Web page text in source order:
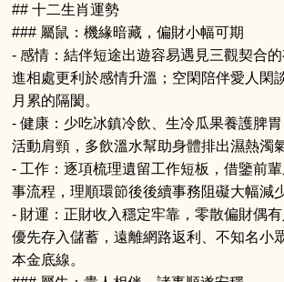
## 十二生肖運勢
### 屬鼠：機緣暗藏，偏財小幅可期
- 感情：結伴短途出遊容易遇見三觀契合
進相處更利於感情升溫；空閑陪伴愛人閑
月累的隔閡。
- 健康：少吃冰鎮冷飲、生冷瓜果養護脾
活動肩頸，多飲溫水幫助身體排出濕熱濁氣
- 工作：逐項梳理遺留工作短板，借鑒前
事流程，理順環節後後續事務阻礙大幅減少
- 財運：正財收入穩定牢靠，零散偏財偶
優先存入儲蓄，遠離網路返利、不知名小
本金底線。